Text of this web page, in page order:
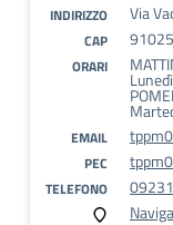
INDIRIZZO Via
CAP 91025
ORARI
EMAIL
PEC
TELEFONO